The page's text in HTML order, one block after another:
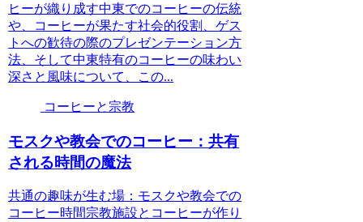
ヒーが織り成す中東でのコーヒーの伝統
や、コーヒーが果たす社会的役割、ゲス
トへの歓待の際のプレゼンテーション方
法、そして中東特有のコーヒーの味わい
深さと風味について、この...
コーヒーと宗教
モスクや教会でのコーヒー：共有
される時間の魔法
共通の趣味が生む場：モスクや教会での
コーヒー時間宗教施設とコーヒーが作り